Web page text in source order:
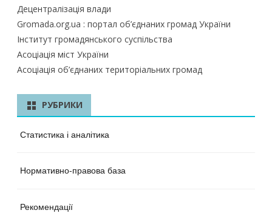
Децентралізація влади
Gromada.org.ua : портал об’єднаних громад України
Інститут громадянського суспільства
Асоціація міст України
Асоціація об’єднаних територіальних громад
РУБРИКИ
Статистика і аналітика
Нормативно-правова база
Рекомендації